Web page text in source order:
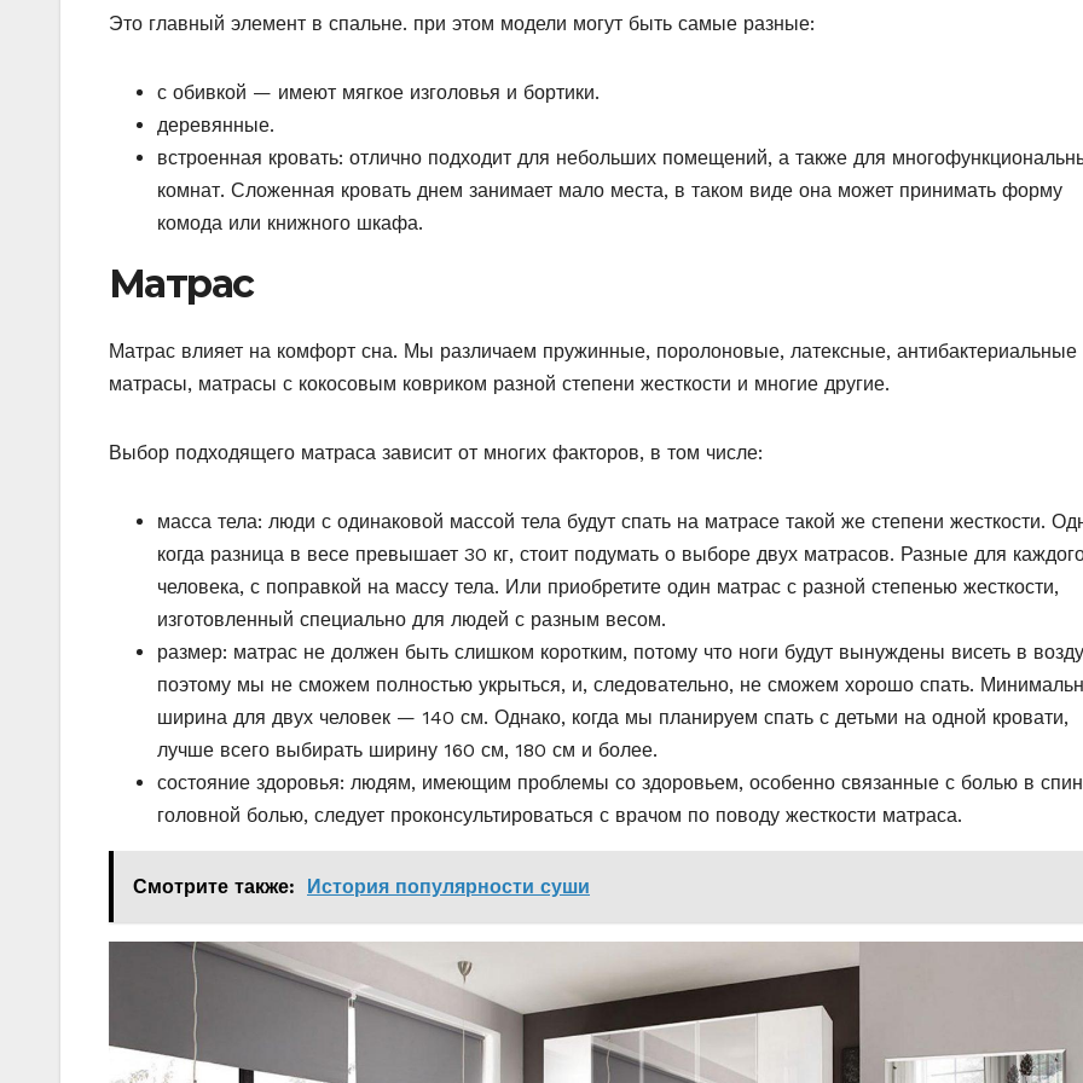
Это главный элемент в спальне. при этом модели могут быть самые разные:
с обивкой — имеют мягкое изголовья и бортики.
деревянные.
встроенная кровать: отлично подходит для небольших помещений, а также для
комнат. Сложенная кровать днем занимает мало места, в таком виде она может принимать форму
комода или книжного шкафа.
Матрас
Матрас влияет на комфорт сна. Мы различаем пружинные, поролоновые, латексные, антибактериальные
матрасы, матрасы с кокосовым ковриком разной степени жесткости и многие другие.
Выбор подходящего матраса зависит от многих факторов, в том числе:
масса тела: люди с одинаковой массой тела будут спать на матрасе такой же степени жесткости.
когда разница в весе превышает 30 кг, стоит подумать о выборе двух матрасов. Разные для
человека, с поправкой на массу тела. Или приобретите один матрас с разной степенью жесткости,
изготовленный специально для людей с разным весом.
размер: матрас не должен быть слишком коротким, потому что ноги будут вынуждены висеть в
поэтому мы не сможем полностью укрыться, и, следовательно, не сможем хорошо спать.
ширина для двух человек — 140 см. Однако, когда мы планируем спать с детьми на одной кровати,
лучше всего выбирать ширину 160 см, 180 см и более.
состояние здоровья: людям, имеющим проблемы со здоровьем, особенно связанные с болью в
головной болью, следует проконсультироваться с врачом по поводу жесткости матраса.
Смотрите также: История популярности суши